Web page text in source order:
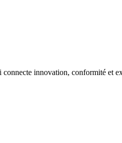
innovation, conformité et